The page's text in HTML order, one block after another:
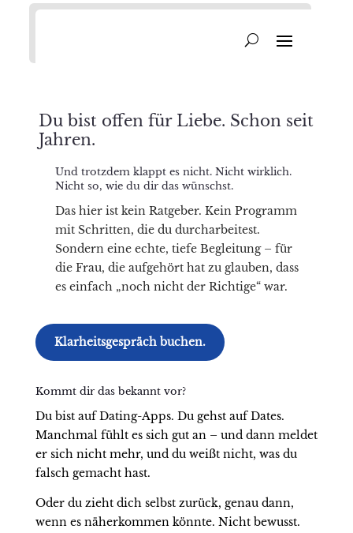
Du bist offen für Liebe. Schon seit
Jahren.
Und trotzdem klappt es nicht. Nicht wirklich.
Nicht so, wie du dir das wünschst.
Das hier ist kein Ratgeber. Kein Programm
mit Schritten, die du durcharbeitest.
Sondern eine echte, tiefe Begleitung – für
die Frau, die aufgehört hat zu glauben, dass
es einfach „noch nicht der Richtige“ war.
Klarheitsgespräch buchen.
Kommt dir das bekannt vor?
Du bist auf Dating-Apps. Du gehst auf Dates.
Manchmal fühlt es sich gut an – und dann meldet
er sich nicht mehr, und du weißt nicht, was du
falsch gemacht hast.
Oder du zieht dich selbst zurück, genau dann,
wenn es näherkommen könnte. Nicht bewusst.